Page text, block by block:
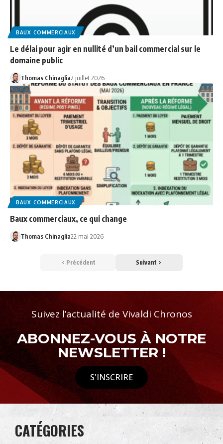
BAUX COMMERCIAUX
Le délai pour agir en nullité d’un bail commercial sur le
domaine public
Thomas Chinaglia2 juillet 2026
BAUX COMMERCIAUX
Baux commerciaux, ce qui change
Thomas Chinaglia22 mai 2026
Précédent Suivant
Suivez l’actualité de Vivaldi Chronos
ABONNEZ-VOUS À NOTRE
NEWSLETTER !
S'INSCRIRE
CATÉGORIES